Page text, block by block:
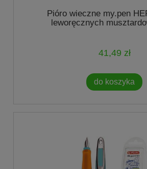
Pióro wieczne my.pen
leworęcznych
41,49 zł
do koszyka